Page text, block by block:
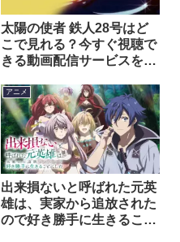
太陽の使者 鉄人28号はど
こで見れる？今すぐ視聴で
きる動画配信サービスを紹
アニメ
出来損ないと呼ばれた元英
雄は、実家から追放された
ので好き勝手に生きること